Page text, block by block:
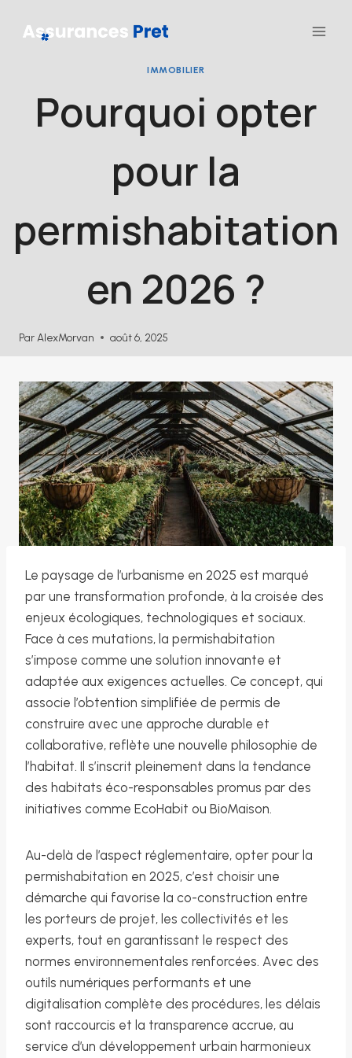
IMMOBILIER
Pourquoi opter
pour la
permishabitation
en 2026 ?
Par AlexMorvan août 6, 2025
Le paysage de l’urbanisme en 2025 est marqué
par une transformation profonde, à la croisée des
enjeux écologiques, technologiques et sociaux.
Face à ces mutations, la permishabitation
s’impose comme une solution innovante et
adaptée aux exigences actuelles. Ce concept, qui
associe l’obtention simplifiée de permis de
construire avec une approche durable et
collaborative, reflète une nouvelle philosophie de
l’habitat. Il s’inscrit pleinement dans la tendance
des habitats éco-responsables promus par des
initiatives comme EcoHabit ou BioMaison.
Au-delà de l’aspect réglementaire, opter pour la
permishabitation en 2025, c’est choisir une
démarche qui favorise la co-construction entre
les porteurs de projet, les collectivités et les
experts, tout en garantissant le respect des
normes environnementales renforcées. Avec des
outils numériques performants et une
digitalisation complète des procédures, les délais
sont raccourcis et la transparence accrue, au
service d’un développement urbain harmonieux